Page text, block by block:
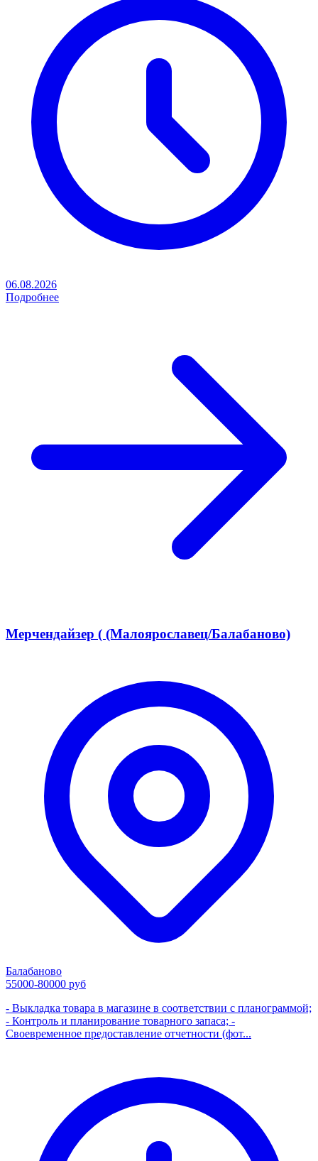
06.08.2026
Подробнее
Мерчендайзер ( (Малоярославец/Балабаново)
Балабаново
55000-80000 руб
- Выкладка товара в магазине в соответствии с планограммой;
- Контроль и планирование товарного запаса; -
Своевременное предоставление отчетности (фот...